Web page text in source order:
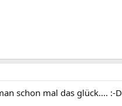
schon mal das glück.... :-D